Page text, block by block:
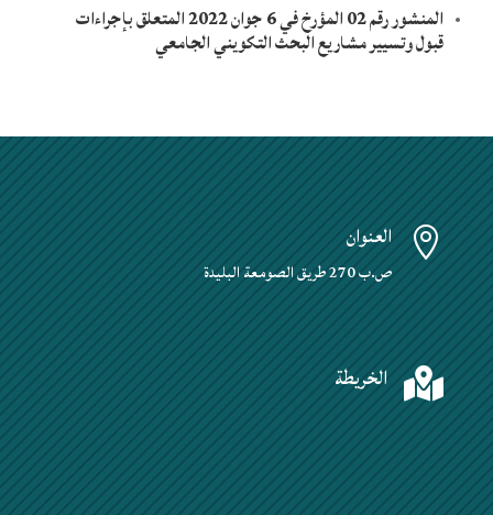
المنشور رقم 02 المؤرخ في 6 جوان 2022 المتعلق بإجراءات
قبول وتسيير مشاريع البحث التكويني الجامعي
 العنوان
ص.ب 270 طريق الصومعة البليدة
 الخريطة